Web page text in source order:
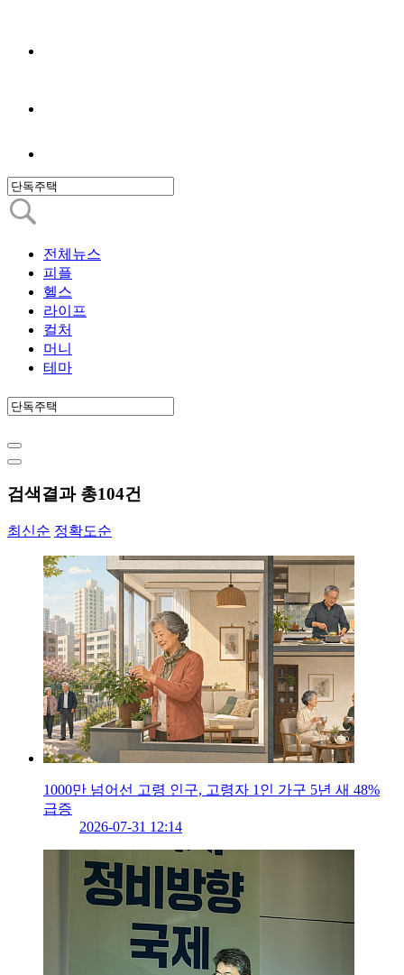
전체뉴스
피플
헬스
라이프
컬처
머니
테마
검색결과 총104건
최신순 정확도순
1000만 넘어선 고령 인구, 고령자 1인 가구 5년 새 48%
급증
2026-07-31 12:14